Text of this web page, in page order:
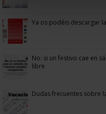
Ya os podéis descargar
No: si un festivo cae en
libre
Dudas frecuentes sobre